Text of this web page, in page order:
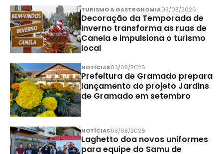
TURISMO & GASTRONOMIA03/08/2026
Decoração da Temporada de
Inverno transforma as ruas de
Canela e impulsiona o turismo
local
NOTÍCIAS03/08/2026
Prefeitura de Gramado prepara
lançamento do projeto Jardins
de Gramado em setembro
NOTÍCIAS03/08/2026
Laghetto doa novos uniformes
para equipe do Samu de